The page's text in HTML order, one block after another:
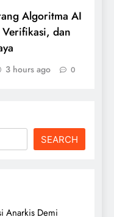
Algoritma AI
dan
3 hours ago 0
SEARCH
Anarkis Demi